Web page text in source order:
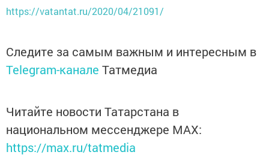
https://vatantat.ru/2020/04/21091/
Следите за самым важным и интересным в
Telegram-канале Татмедиа
Читайте новости Татарстана в
национальном мессенджере MАХ:
https://max.ru/tatmedia